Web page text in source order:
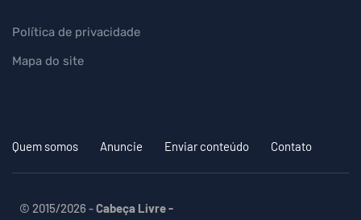
Política de privacidade
Mapa do site
Quem somos Anuncie Enviar conteúdo Contato
© 2015/2026 -Cabeça Livre -